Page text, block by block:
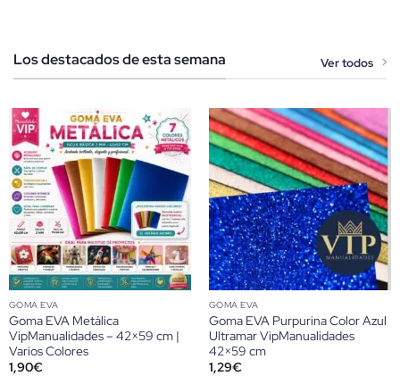
Los destacados de esta semana Ver todos
GOMA EVA
Goma EVA Metálica
VipManualidades – 42×59 cm |
Varios Colores
1,90€
GOMA EVA
Goma EVA Purpurina Color Azul
Ultramar VipManualidades
42×59 cm
1,29€